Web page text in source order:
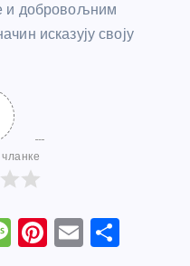
и добровољним
исказују своју
M Pi E